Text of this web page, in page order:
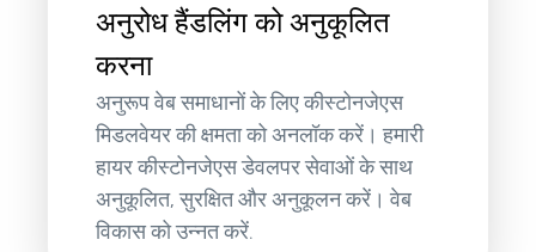
अनुरोध हैंडलिंग को अनुकूलित
करना
अनुरूप वेब समाधानों के लिए कीस्टोनजेएस
मिडलवेयर की क्षमता को अनलॉक करें। हमारी
हायर कीस्टोनजेएस डेवलपर सेवाओं के साथ
अनुकूलित, सुरक्षित और अनुकूलन करें। वेब
विकास को उन्नत करें.